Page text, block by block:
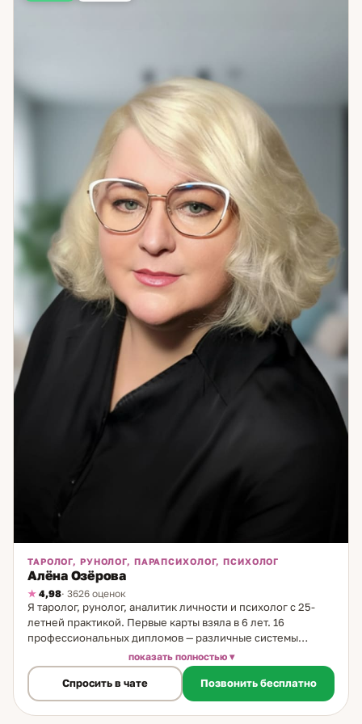
восстановление состояния. Я работаю через
космоэнергетику и джайна-йогу: убираю деструктивные
влияния, восстанавливаю внутренний ресурс, выстраиваю
то, что было нарушено. Это затрагивает отношения,
финансовый поток, общее самоощущение — в зависимости
от запроса. Работаю дистанционно — расстояние не
влияет на качество работы. Если вы чувствуете, что что-то
давит извне или что ситуация никак не сдвигается с места
— я готова к разговору.
ТАРОЛОГ, РУНОЛОГ, ПАРАПСИХОЛОГ, ПСИХОЛОГ
Алёна Озёрова
4,98· 3626 оценок
Я таролог, рунолог, аналитик личности и психолог с 25-
летней практикой. Первые карты взяла в 6 лет. 16
профессиональных дипломов — различные системы
работы с личностью и ситуацией, которые дают разные
углы зрения на один запрос. Метод работы. Работаю с
тремя уровнями информации одновременно: расклады
таро — для считывания текущей ситуации и вариантов;
рунический анализ — для понимания действующих сил;
показать полностью
Спросить в чате Позвонить бесплатно